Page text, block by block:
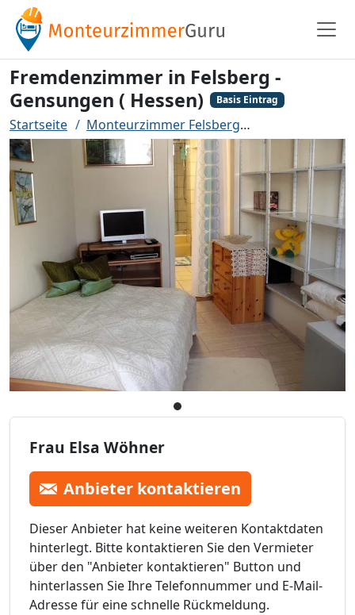
Fremdenzimmer in Felsberg -
Gensungen ( Hessen)
Basis Eintrag
Startseite Monteurzimmer Felsberg
Frau Elsa Wöhner
Anbieter kontaktieren
Dieser Anbieter hat keine weiteren Kontaktdaten
hinterlegt. Bitte kontaktieren Sie den Vermieter
über den "Anbieter kontaktieren" Button und
hinterlassen Sie Ihre Telefonnummer und E-Mail-
Adresse für eine schnelle Rückmeldung.